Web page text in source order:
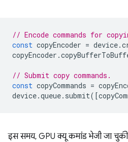
// Encode commands for
const copyEncoder = device.
copyEncoder .
// Submit copy commands.
const copyCommands =
device.queue. submit([
इस समय, GPU क्यू कमांड भेजी जा चुकी